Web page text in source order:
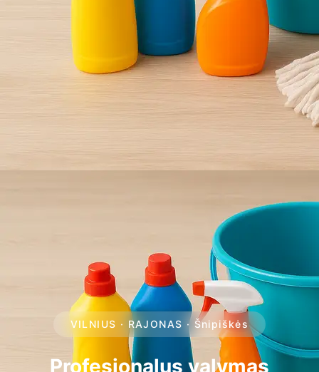
VILNIUS · RAJONAS · Šnipiškės
Profesionalus valymas